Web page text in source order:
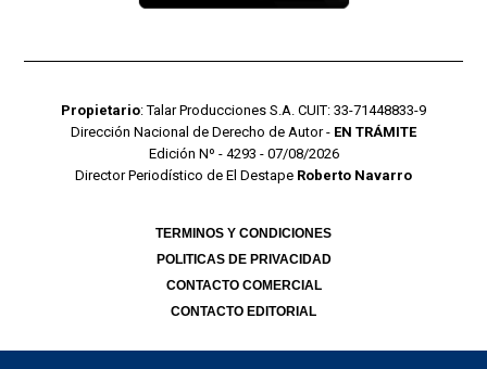
Propietario: Talar Producciones S.A. CUIT: 33-71448833-9
Dirección Nacional de Derecho de Autor - EN TRÁMITE
Edición Nº - 4293 - 07/08/2026
Director Periodístico de El Destape Roberto Navarro
TERMINOS Y CONDICIONES
POLITICAS DE PRIVACIDAD
CONTACTO COMERCIAL
CONTACTO EDITORIAL